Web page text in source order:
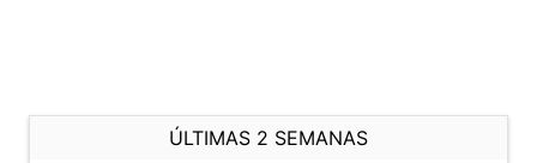
ÚLTIMAS 2 SEMANAS